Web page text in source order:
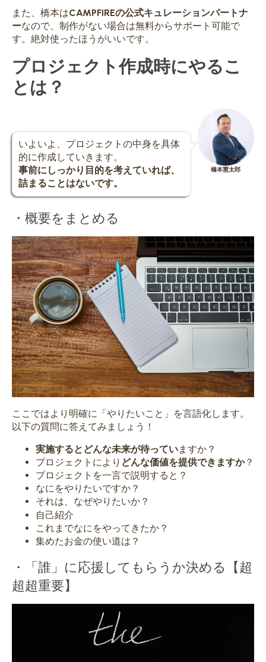
また、橋本はCAMPFIREの公式キュレーションパートナ
ーなので、制作がない場合は無料からサポート可能で
す。絶対使ったほうがいいです。
プロジェクト作成時にやるこ
とは？
いよいよ、プロジェクトの中身を具体
的に作成していきます。
事前にしっかり目的を考えていれば、
詰まることはないです。
橋本憲太郎
・概要をまとめる
ここではより明確に 「やりたいこと」を言語化します。
以下の質問に答えてみましょう！
実施するとどんな未来が待っていますか？
プロジェクトにより どんな価値を提供できますか？
プロジェクトを一言で説明すると？
なにをやりたいですか？
それは、なぜやりたいか？
自己紹介
これまでなにをやってきたか？
集めたお金の使い道は？
・「誰」に応援してもらうか決める【超
超超重要】